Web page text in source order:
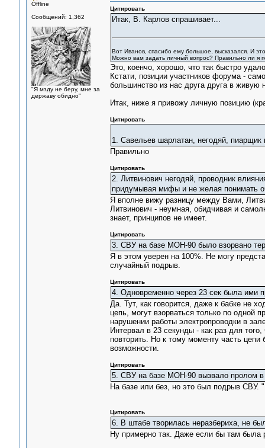
Offline
Сообщений: 1,362
"Я мзду не беру, мне за
державу обидно"
Цитировать
Итак, В. Карлов спрашивает...
Вот Иванов, спасибо ему большое, высказался. И
Можно вам задать личный вопрос? Правильно ли я
Это, коенчо, хорошо, что так быстро
Кстати, позиции участников форума -
большинство из нас друга друга в живую
Итак, ниже я привожу личную позицию
Цитировать
1. Савельев шарлатан, негодяй, пиарщик
Правильно
Цитировать
2. Литвинович негодяй, проводник
придумывая мифы и не желая понимать
Я вполне вижу разницу между Вами,
Литвинович - неумная, обидчивая и
знает, принципов не имеет.
Цитировать
3. СВУ на базе МОН-90 было взорвано
Я в этом уверен на 100%. Не могу
случайный подрыв.
Цитировать
4. Одновременно через 23 сек была ими
Да. Тут, как говорится, даже к бабке не
цепь, могут взорваться только по одной
нарушении работы электропроводки в
Интервал в 23 секунды - как раз для
повторить. Но к тому моменту часть
возможности.
Цитировать
5. СВУ на базе МОН-90 вызвало пролом в
На базе или без, но это был подрыв СВУ.
Цитировать
6. В штабе творилась неразбериха, не
Ну примерно так. Даже если бы там была